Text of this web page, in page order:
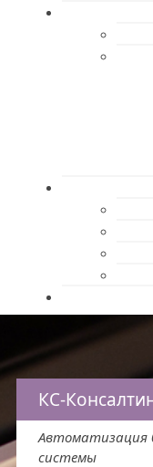
КС-
Автоматизация
системы